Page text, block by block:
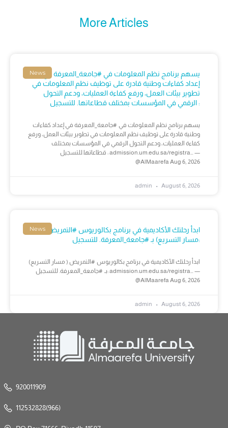
More Articles
Newsيسهم برنامج نظم المعلومات في #جامعة_المعرفة في
إعداد كفاءات وطنية قادرة على توظيف نظم المعلومات في
تطوير بيئات العمل، ورفع كفاءة العمليات، ودعم التحول
الرقمي في المؤسسات بمختلف قطاعاتها. للتسجيل :
يسهم برنامج نظم المعلومات في #جامعة_المعرفة في إعداد كفاءات
وطنية قادرة على توظيف نظم المعلومات في تطوير بيئات العمل، ورفع
كفاءة العمليات، ودعم التحول الرقمي في المؤسسات بمختلف
قطاعاتها.للتسجيل : admission.um.edu.sa/registra… —
@AlMaarefa Aug 6, 2026
admin August 6, 2026
Newsابدأ رحلتك الأكاديمية في برنامج بكالوريوس #التمريض (
مسار التسريع) بـ #جامعة_المعرفة. للتسجيل:
ابدأ رحلتك الأكاديمية في برنامج بكالوريوس #التمريض ( مسار التسريع)
بـ #جامعة_المعرفة. للتسجيل: admission.um.edu.sa/registra… —
@AlMaarefa Aug 6, 2026
admin August 6, 2026
920011909
112532828(966)